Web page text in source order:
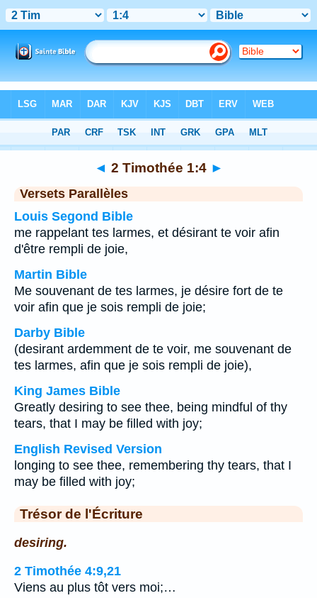
Chapitre 1 > Verset 4
◄ 2 Timothée 1:4 ►
Versets Parallèles
Louis Segond Bible
me rappelant tes larmes, et désirant te voir afin
d'être rempli de joie,
Martin Bible
Me souvenant de tes larmes, je désire fort de te
voir afin que je sois rempli de joie;
Darby Bible
(desirant ardemment de te voir, me souvenant de
tes larmes, afin que je sois rempli de joie),
King James Bible
Greatly desiring to see thee, being mindful of thy
tears, that I may be filled with joy;
English Revised Version
longing to see thee, remembering thy tears, that I
may be filled with joy;
Trésor de l'Écriture
desiring.
2 Timothée 4:9,21
Viens au plus tôt vers moi;…